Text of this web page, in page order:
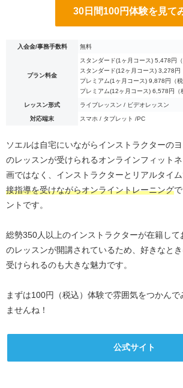
30日間100円体験を見て
入会金/事務手数料 無料
プラン料金
スタンダード(1ヶ月コース) 5,478円
スタンダード(12ヶ月コース) 3,278円
プレミアム(1ヶ月コース) 9,878円（
プレミアム(12ヶ月コース) 6,578円（
レッスン形式 ライブレッスン / ビデオレッスン
対応端末 スマホ / タブレット /PC
ソエルは自宅にいながらインストラクターの
のレッスンが受けられるオンラインフィット
画ではなく、インストラクターとリアルタイム
接指導を受けながらオンライントレーニング
ントです。
総勢350人以上のインストラクターが在籍して
のレッスンが開講されているため、好きなと
受けられるのも大きな魅力です。
まずは100円（税込）体験で雰囲気をつかん
ませんね！
公式サイト